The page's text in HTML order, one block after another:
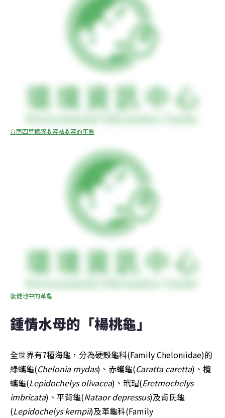
台南四草鯨豚收容站收容的革龜
復健池中的革龜
鍾情水母的「楊桃龜」
全世界有7種海龜，分為硬殼龜科(Family Cheloniidae)的
綠蠵龜(Chelonia mydas)、赤蠵龜(Caratta caretta)、欖
蠵龜(Lepidochelys olivacea)、玳瑁(Eretmochelys
imbricata)、平背龜(Nataor depressus)及肯氏龜
(Lepidochelys kempii)及革龜科(Family